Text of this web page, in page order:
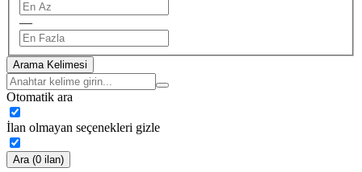
—
Arama Kelimesi
Otomatik ara
İlan olmayan seçenekleri gizle
Ara (0 ilan)